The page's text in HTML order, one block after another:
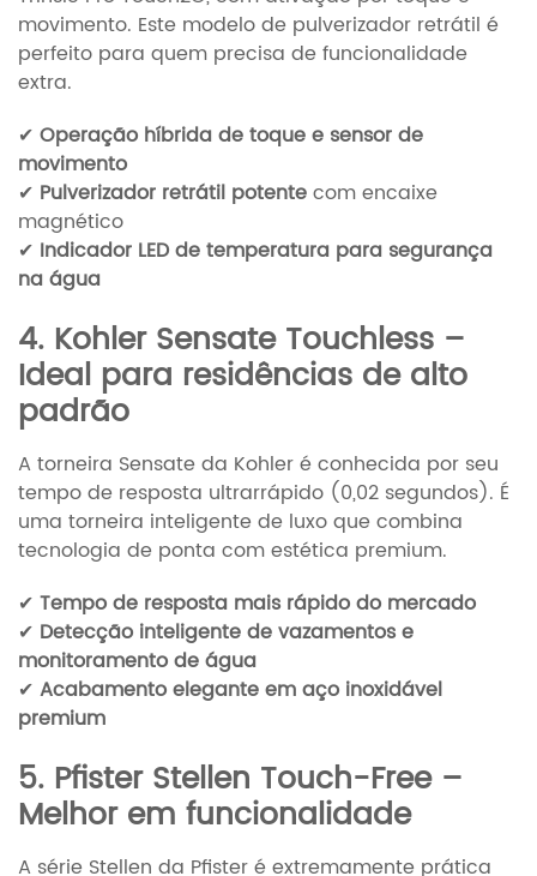
movimento. Este modelo de pulverizador retrátil é
perfeito para quem precisa de funcionalidade
extra.
✔ Operação híbrida de toque e sensor de
movimento
✔ Pulverizador retrátil potentecom encaixe
magnético
✔ Indicador LED de temperatura para segurança
na água
4. Kohler Sensate Touchless –
Ideal para residências de alto
padrão
A torneira Sensate da Kohler é conhecida por seu
tempo de resposta ultrarrápido (0,02 segundos). É
uma torneira inteligente de luxo que combina
tecnologia de ponta com estética premium.
✔ Tempo de resposta mais rápido do mercado
✔ Detecção inteligente de vazamentos e
monitoramento de água
✔ Acabamento elegante em aço inoxidável
premium
5. Pfister Stellen Touch-Free –
Melhor em funcionalidade
A série Stellen da Pfister é extremamente prática